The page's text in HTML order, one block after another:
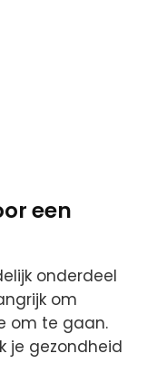
een
onderdeel
om
om te gaan.
je gezondheid